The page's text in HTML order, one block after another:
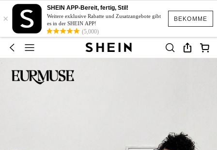
BEKOMME
×
SHEIN APP-Bereit, fertig, Stil!
Weitere exklusive Rabatte und Zusatzangebote gibt
es in der SHEIN APP!
(5,000)